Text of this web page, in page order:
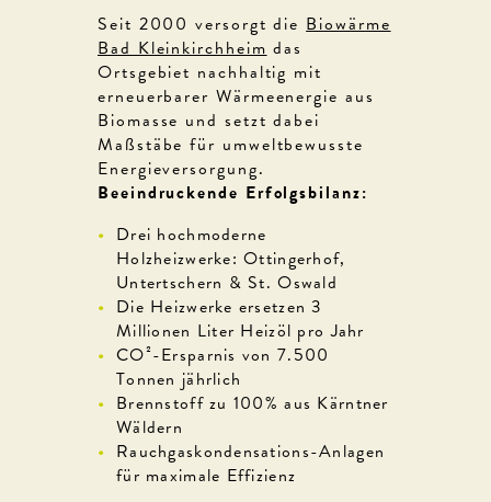
Seit 2000 versorgt die Biowärme
Bad Kleinkirchheim das
Ortsgebiet nachhaltig mit
erneuerbarer Wärmeenergie aus
Biomasse und setzt dabei
Maßstäbe für umweltbewusste
Energieversorgung.
Beeindruckende Erfolgsbilanz:
Drei hochmoderne
Holzheizwerke: Ottingerhof,
Untertschern & St. Oswald
Die Heizwerke ersetzen 3
Millionen Liter Heizöl pro Jahr
CO²-Ersparnis von 7.500
Tonnen jährlich
Brennstoff zu 100% aus Kärntner
Wäldern
Rauchgaskondensations-Anlagen
für maximale Effizienz